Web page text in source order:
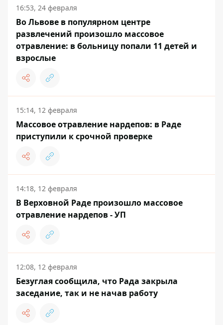
16:53, 24 февраля
Во Львове в популярном центре
развлечений произошло массовое
отравление: в больницу попали 11 детей и
взрослые
15:14, 12 февраля
Массовое отравление нардепов: в Раде
приступили к срочной проверке
14:18, 12 февраля
В Верховной Раде произошло массовое
отравление нардепов - УП
12:08, 12 февраля
Безуглая сообщила, что Рада закрыла
заседание, так и не начав работу